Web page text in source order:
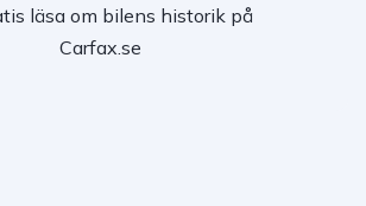
läsa om bilens historik på
Carfax.se